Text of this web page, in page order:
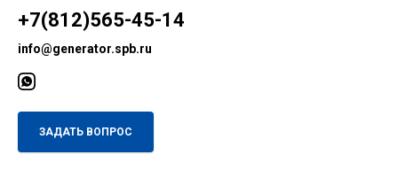
+7(812)565-45-14
info@generator.spb.ru
ЗАДАТЬ ВОПРОС